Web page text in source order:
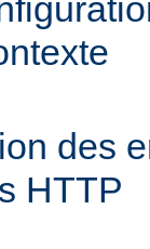
des
HTTP